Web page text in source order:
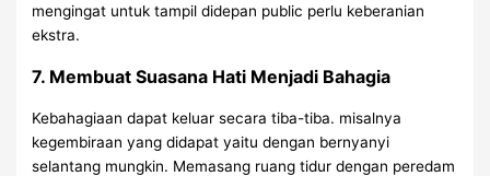
mengingat untuk tampil didepan public perlu keberanian
ekstra.
7. Membuat Suasana Hati Menjadi Bahagia
Kebahagiaan dapat keluar secara tiba-tiba. misalnya
kegembiraan yang didapat yaitu dengan bernyanyi
selantang mungkin. Memasang ruang tidur dengan peredam